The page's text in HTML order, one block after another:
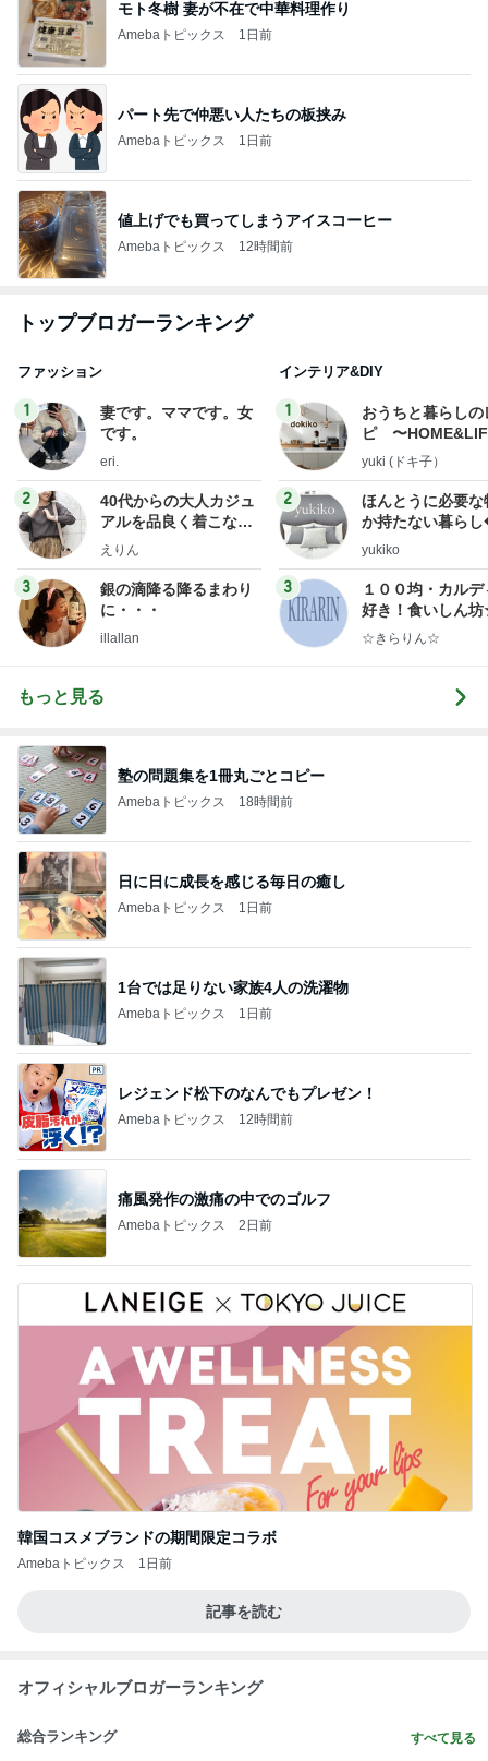
モト冬樹 妻が不在で中華料理作り
Amebaトピックス 1日前
パート先で仲悪い人たちの板挟み
Amebaトピックス 1日前
値上げでも買ってしまうアイスコーヒー
Amebaトピックス 12時間前
トップブロガーランキング
ファッション
1
妻です。ママです。女
です。
eri.
2
40代からの大人カジュ
アルを品良く着こなす
ファッションブログ
えりん
3
銀の滴降る降るまわり
に・・・
illallan
インテリア&DIY
1
おうちと暮らしの
ピ 〜
yuki (ドキ子）
2
ほんとうに必要な
か持たない暮ら
ep Life Simple◆
yukiko
3
１００均・カルデ
好き！食いしん
らりん☆のブログ
☆きらりん☆
もっと見る
塾の問題集を1冊丸ごとコピー
Amebaトピックス 18時間前
日に日に成長を感じる毎日の癒し
Amebaトピックス 1日前
1台では足りない家族4人の洗濯物
Amebaトピックス 1日前
レジェンド松下のなんでもプレゼン！
Amebaトピックス 12時間前
痛風発作の激痛の中でのゴルフ
Amebaトピックス 2日前
韓国コスメブランドの期間限定コラボ
Amebaトピックス 1日前
記事を読む
オフィシャルブロガーランキング
総合ランキング すべて見る